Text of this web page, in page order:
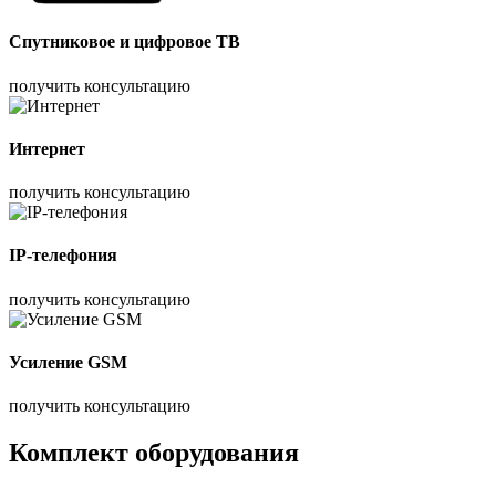
Спутниковое и цифровое ТВ
получить консультацию
Интернет
получить консультацию
IP-телефония
получить консультацию
Усиление GSM
получить консультацию
Комплект оборудования